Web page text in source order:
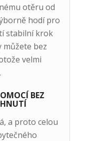
otěru od
hodí pro
stabilní krok
můžete bez
velmi
BEZ
a proto celou